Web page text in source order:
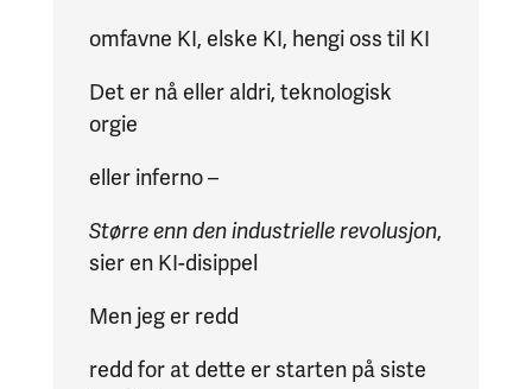
omfavne KI, elske KI, hengi oss til KI
Det er nå eller aldri, teknologisk
orgie
eller inferno –
Større enn den industrielle revolusjon,
sier en KI-disippel
Men jeg er redd
redd for at dette er starten på siste